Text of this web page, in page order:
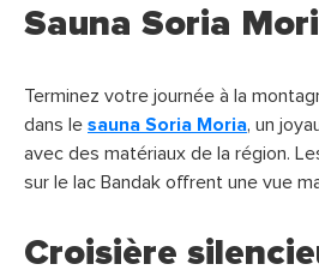
Sauna Soria
Terminez votre journée à la
dans le sauna Soria Moria, un
avec des matériaux de la région.
sur le lac Bandak offrent une vue
Croisière